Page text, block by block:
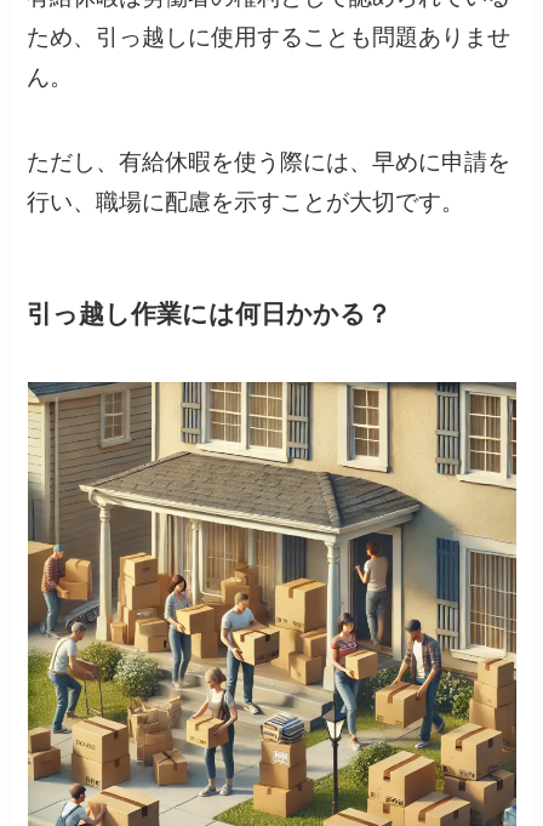
ため、引っ越しに使用することも問題ありませ
ん。
ただし、有給休暇を使う際には、早めに申請を
行い、職場に配慮を示すことが大切です。
引っ越し作業には何日かかる？